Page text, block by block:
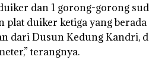
dan 1 gorong-gorong
plat duiker ketiga yang
dari Dusun Kedung Kandri,
terangnya.